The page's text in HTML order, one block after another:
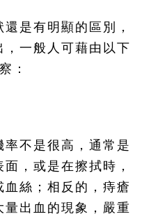
是有明顯的區別，
一般人可藉由以下
：
不是很高，通常是
，或是在擦拭時，
絲；相反的，痔瘡
出血的現象，嚴重